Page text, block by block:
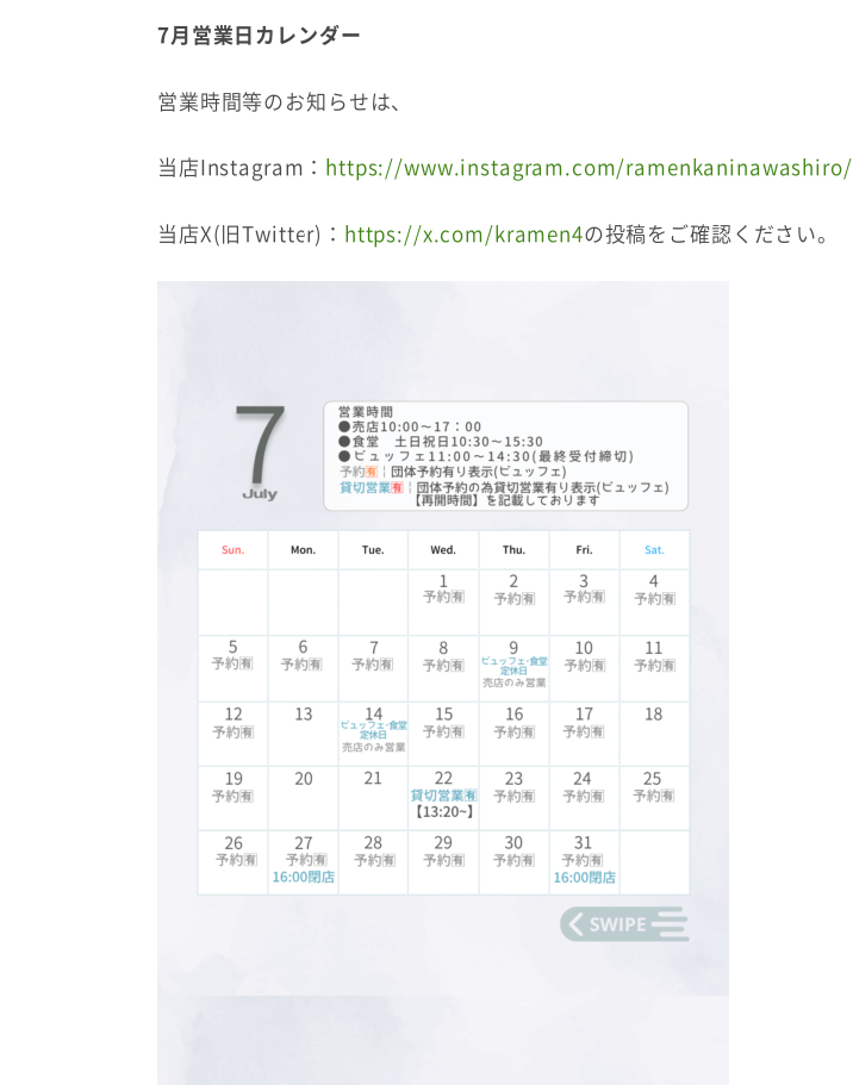
7月営業日カレンダー
営業時間等のお知らせは、
当店Instagram： https://www.instagram.com/ramenkaninawashiro/
当店X(旧Twitter)： https://x.com/kramen4の投稿をご確認ください。